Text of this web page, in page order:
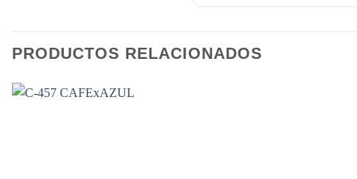
PRODUCTOS RELACIONADOS